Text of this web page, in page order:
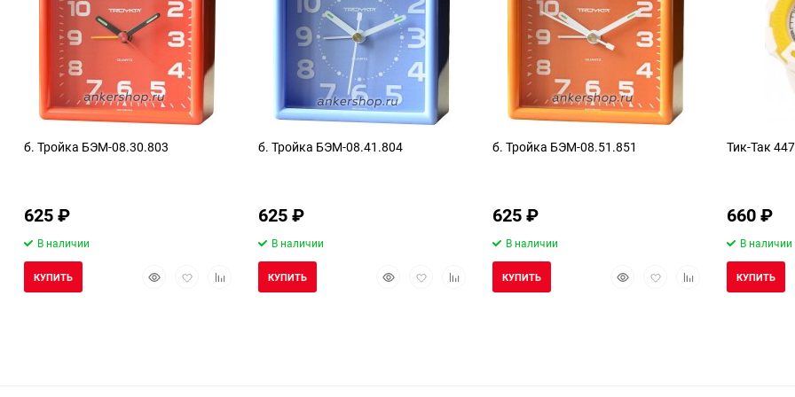
б. Тройка БЭМ-08.30.803
625₽
В наличии
БыстрыйДобавитьДобавить
КУПИТЬ
б. Тройка БЭМ-08.41.804
625₽
В наличии
БыстрыйДобавитьДобавить
КУПИТЬ
б. Тройка БЭМ-08.51.851
625₽
В наличии
БыстрыйДобавитьДобавить
КУПИТЬ
Тик-Так
660₽
В наличии
КУПИТЬ